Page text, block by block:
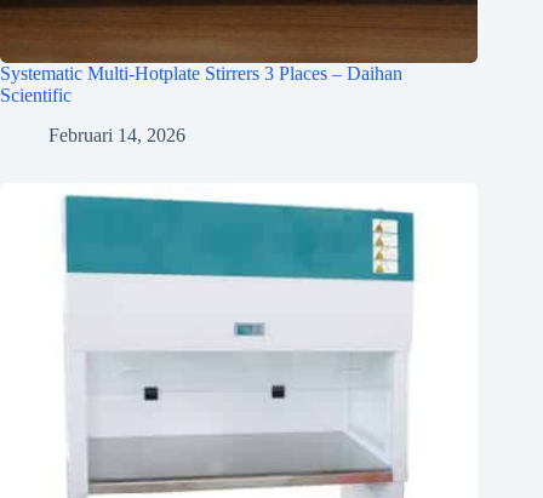
Systematic Multi-Hotplate Stirrers 3 Places – Daihan
Scientific
Februari 14, 2026